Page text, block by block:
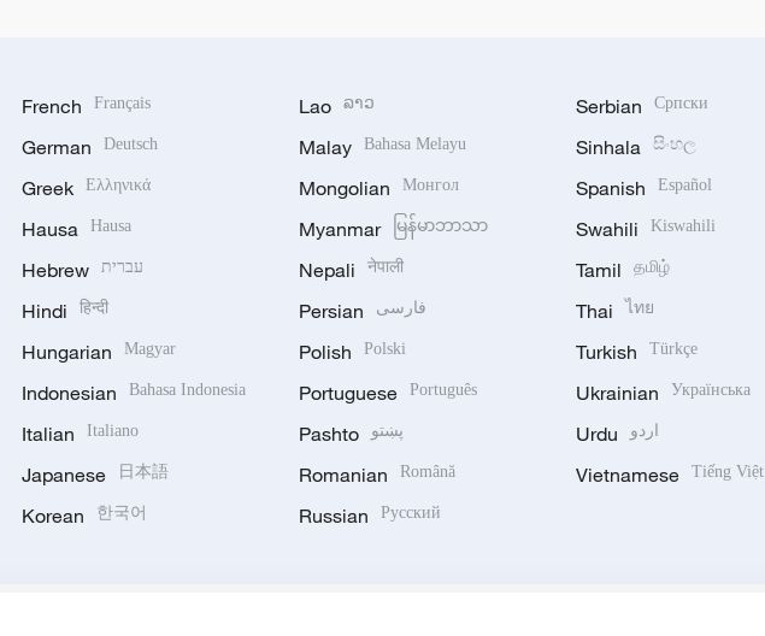
French Français
German Deutsch
Greek Ελληνικά
Hausa Hausa
Hebrew עברית
Hindi हिन्दी
Hungarian Magyar
Indonesian Bahasa Indonesia
Italian Italiano
Japanese 日本語
Korean 한국어
Lao ລາວ
Malay Bahasa Melayu
Mongolian Монгол
Myanmar မြန်မာဘာသာ
Nepali नेपाली
Persian فارسی
Polish Polski
Portuguese Português
Pashto پښتو
Romanian Română
Russian Русский
Serbian Српски
Sinhala සිංහල
Spanish Español
Swahili Kiswahili
Tamil தமிழ்
Thai ไทย
Turkish Türkçe
Ukrainian Українська
Urdu اردو
Vietnamese Tiếng Việt